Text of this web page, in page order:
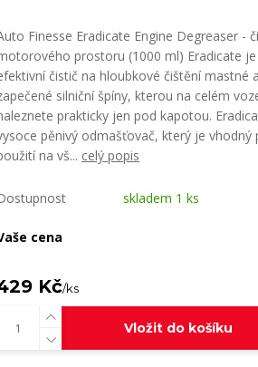
Finesse Eradicate Engine Degreaser -
prostoru (1000 ml) Eradicate
čistič na hloubkové čištění mastné a
silniční špíny, kterou na celém
prakticky jen pod kapotou.
pěnivý odmašťovač, který je vhodný
na vš... celý popis
skladem 1 ks
cena
Kč/ks
Vložit do košíku